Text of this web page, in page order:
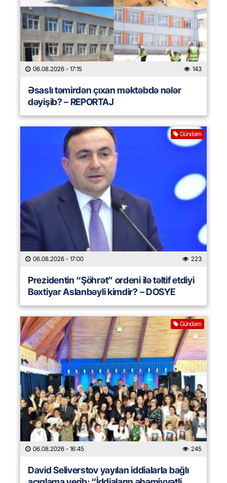
06.08.2026 - 17:15 143
Əsaslı təmirdən çıxan məktəbdə nələr
dəyişib? – REPORTAJ
Gündəm
06.08.2026 - 17:00 223
Prezidentin “Şöhrət” ordeni ilə təltif etdiyi
Bəxtiyar Aslanbəyli kimdir? – DOSYE
Gündəm
06.08.2026 - 16:45 245
David Seliverstov yayılan iddialarla bağlı